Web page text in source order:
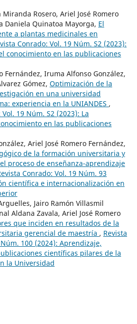
Rosero, Ariel José Romero
Daniela Quinatoa Mayorga, El
a plantas medicinales en
Conrado: Vol. 19 Núm. S2 (2023):
conocimiento en las publicaciones
Fernández, Iruma Alfonso González,
Gómez, Optimización de la
en una universidad
experiencia en la UNIANDES ,
19 Núm. S2 (2023): La
en las publicaciones
Ariel José Romero Fernández,
de la formación universitaria y
proceso de enseñanza-aprendizaje
Conrado: Vol. 19 Núm. 93
científica e internacionalización en
Jairo Ramón Villasmil
Aldana Zavala, Ariel José Romero
que inciden en resultados de la
gerencial de maestría , Revista
100 (2024): Aprendizaje,
científicas pilares de la
la Universidad